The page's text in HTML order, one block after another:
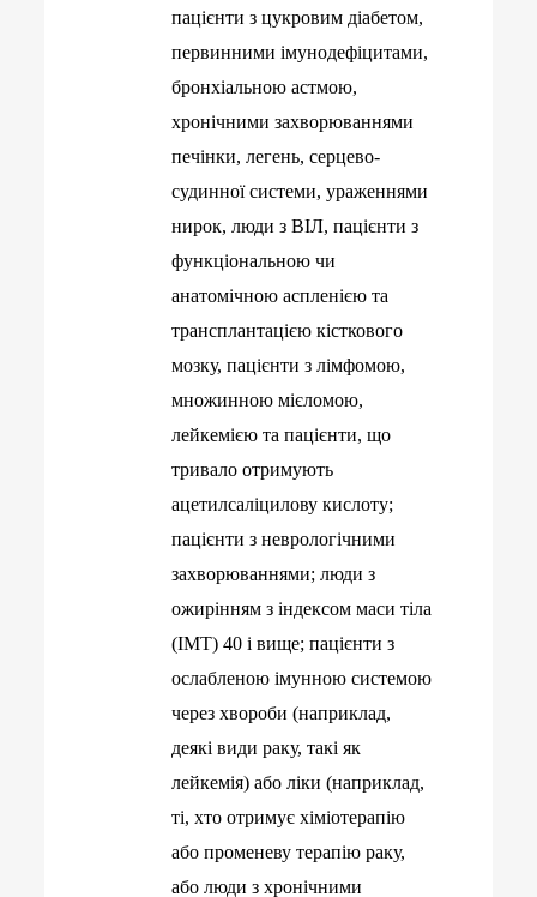
пацієнти з цукровим діабетом,
первинними імунодефіцитами,
бронхіальною астмою,
хронічними захворюваннями
печінки, легень, серцево-
судинної системи, ураженнями
нирок, люди з ВІЛ, пацієнти з
функціональною чи
анатомічною аспленією та
трансплантацією кісткового
мозку, пацієнти з лімфомою,
множинною мієломою,
лейкемією та пацієнти, що
тривало отримують
ацетилсаліцилову кислоту;
пацієнти з неврологічними
захворюваннями; люди з
ожирінням з індексом маси тіла
(ІМТ) 40 і вище; пацієнти з
ослабленою імунною системою
через хвороби (наприклад,
деякі види раку, такі як
лейкемія) або ліки (наприклад,
ті, хто отримує хіміотерапію
або променеву терапію раку,
або люди з хронічними